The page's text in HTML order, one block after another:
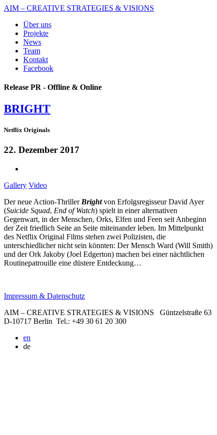
AIM – CREATIVE STRATEGIES & VISIONS
Über uns
Projekte
News
Team
Kontakt
Facebook
Release PR - Offline & Online
BRIGHT
Netflix Originals
22. Dezember 2017
Gallery Video
Der neue Action-Thriller Brightvon Erfolgsregisseur David Ayer
(Suicide Squad, End of Watch) spielt in einer alternativen
Gegenwart, in der Menschen, Orks, Elfen und Feen seit Anbeginn
der Zeit friedlich Seite an Seite miteinander leben. Im Mittelpunkt
des Netflix Original Films stehen zwei Polizisten, die
unterschiedlicher nicht sein könnten: Der Mensch Ward (Will Smith)
und der Ork Jakoby (Joel Edgerton) machen bei einer nächtlichen
Routinepatrouille eine düstere Entdeckung…
Impressum & Datenschutz
AIM – CREATIVE STRATEGIES & VISIONS
Güntzelstraße 63
D-10717 Berlin Tel.: +49 30 61 20 300
en
de